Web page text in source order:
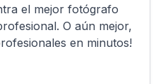
el mejor fotógrafo
O aún mejor,
en minutos!